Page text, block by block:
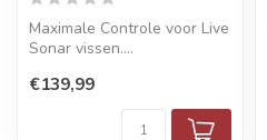
Maximale Controle voor Live
Sonar vissen....
€139,99